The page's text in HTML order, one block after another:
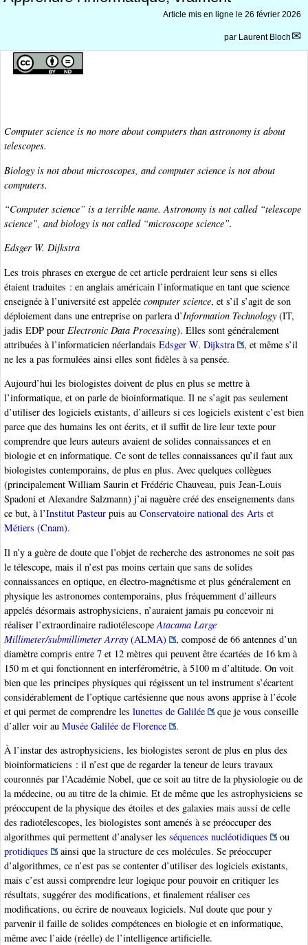
Article mis en ligne le 26 février 2026
par Laurent Bloch
Computer science is no more about computers than astronomy is about
telescopes.
Biology is not about microscopes, and computer science is not about
computers.
“Computer science” is a terrible name. Astronomy is not called “telescope
science”, and biology is not called “microscope science”.
Edsger W. Dijkstra
Les trois phrases en exergue de cet article perdraient leur sens si elles
étaient traduites : en anglais américain l’informatique en tant que science
enseignée à l’université est appelée computer science, et s’il s’agit de son
déploiement dans une entreprise on parlera d’Information Technology (IT,
jadis EDP pour Electronic Data Processing). Elles sont généralement
attribuées à l’informaticien néerlandais Edsger W. Dijkstra
, et même s’il
ne les a pas formulées ainsi elles sont fidèles à sa pensée.
Aujourd’hui les biologistes doivent de plus en plus se mettre à
l’informatique, et on parle de bioinformatique. Il ne s’agit pas seulement
d’utiliser des logiciels existants, d’ailleurs si ces logiciels existent c’est bien
parce que des humains les ont écrits, et il suffit de lire leur texte pour
comprendre que leurs auteurs avaient de solides connaissances et en
biologie et en informatique. Ce sont de telles connaissances qu’il faut aux
biologistes contemporains, de plus en plus. Avec quelques collègues
(principalement William Saurin et Frédéric Chauveau, puis Jean-Louis
Spadoni et Alexandre Salzmann) j’ai naguère créé des enseignements dans
ce but, à l’Institut Pasteur puis au Conservatoire national des Arts et
Métiers (Cnam).
Il n’y a guère de doute que l’objet de recherche des astronomes ne soit pas
le télescope, mais il n’est pas moins certain que sans de solides
connaissances en optique, en électro-magnétisme et plus généralement en
physique les astronomes contemporains, plus fréquemment d’ailleurs
appelés désormais astrophysiciens, n’auraient jamais pu concevoir ni
réaliser l’extraordinaire radiotélescope Atacama Large
Millimeter/submillimeter Array (ALMA)
, composé de 66 antennes d’un
diamètre compris entre 7 et 12 mètres qui peuvent être écartées de 16 km à
150 m et qui fonctionnent en interférométrie, à 5100 m d’altitude. On voit
bien que les principes physiques qui régissent un tel instrument s’écartent
considérablement de l’optique cartésienne que nous avons apprise à l’école
et qui permet de comprendre les lunettes de Galilée
que je vous conseille
d’aller voir au Musée Galilée de Florence
.
À l’instar des astrophysiciens, les biologistes seront de plus en plus des
bioinformaticiens : il n’est que de regarder la teneur de leurs travaux
couronnés par l’Académie Nobel, que ce soit au titre de la physiologie ou de
la médecine, ou au titre de la chimie. Et de même que les astrophysiciens se
préoccupent de la physique des étoiles et des galaxies mais aussi de celle
des radiotélescopes, les biologistes sont amenés à se préoccuper des
algorithmes qui permettent d’analyser les séquences nucléotidiques
ou
protidiques
ainsi que la structure de ces molécules. Se préoccuper
d’algorithmes, ce n’est pas se contenter d’utiliser des logiciels existants,
mais c’est aussi comprendre leur logique pour pouvoir en critiquer les
résultats, suggérer des modifications, et finalement réaliser ces
modifications, ou écrire de nouveaux logiciels. Nul doute que pour y
parvenir il faille de solides compétences en biologie et en informatique,
même avec l’aide (réelle) de l’intelligence artificielle.